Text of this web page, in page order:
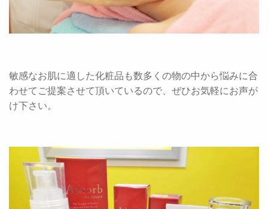
敏感なお肌に適した化粧品も数多くの物の中から悩みに合
わせてご提案させて頂いているので、ぜひお気軽にお声が
け下さい。